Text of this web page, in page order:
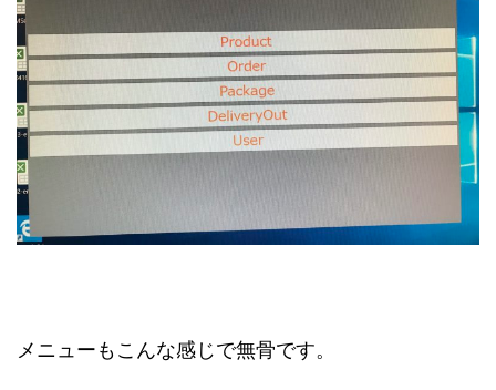
メニューもこんな感じで無骨です。